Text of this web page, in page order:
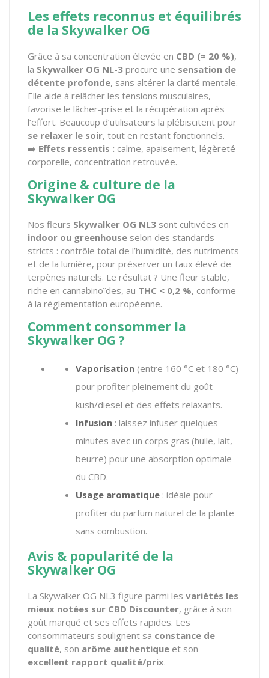
Les effets reconnus et équilibrés
de la Skywalker OG
Grâce à sa concentration élevée en CBD (≈ 20 %),
la Skywalker OG NL-3 procure une sensation de
détente profonde, sans altérer la clarté mentale.
Elle aide à relâcher les tensions musculaires,
favorise le lâcher-prise et la récupération après
l’effort. Beaucoup d’utilisateurs la plébiscitent pour
se relaxer le soir, tout en restant fonctionnels.
➡️ Effets ressentis : calme, apaisement, légèreté
corporelle, concentration retrouvée.
Origine & culture de la
Skywalker OG
Nos fleurs Skywalker OG NL3 sont cultivées en
indoor ou greenhouse selon des standards
stricts : contrôle total de l’humidité, des nutriments
et de la lumière, pour préserver un taux élevé de
terpènes naturels. Le résultat ? Une fleur stable,
riche en cannabinoïdes, au THC < 0,2 %, conforme
à la réglementation européenne.
Comment consommer la
Skywalker OG ?
Vaporisation (entre 160 °C et 180 °C)
pour profiter pleinement du goût
kush/diesel et des effets relaxants.
Infusion : laissez infuser quelques
minutes avec un corps gras (huile, lait,
beurre) pour une absorption optimale
du CBD.
Usage aromatique : idéale pour
profiter du parfum naturel de la plante
sans combustion.
Avis & popularité de la
Skywalker OG
La Skywalker OG NL3 figure parmi les variétés les
mieux notées sur CBD Discounter, grâce à son
goût marqué et ses effets rapides. Les
consommateurs soulignent sa constance de
qualité, son arôme authentique et son
excellent rapport qualité/prix.